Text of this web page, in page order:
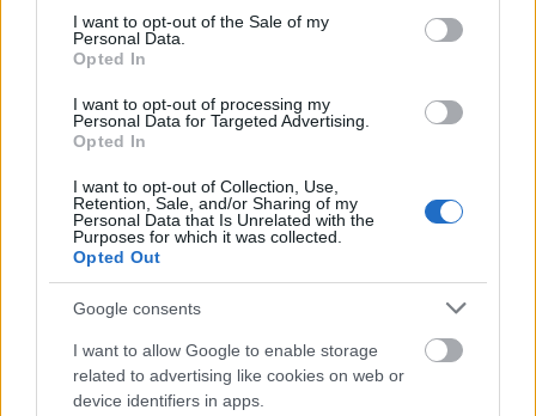
consent section.
I want to opt-out of the Sale of my
Personal Data.
Opted In
I want to opt-out of processing my
Personal Data for Targeted Advertising.
Opted In
I want to opt-out of Collection, Use,
Retention, Sale, and/or Sharing of my
Personal Data that Is Unrelated with the
Purposes for which it was collected.
Opted Out
Google consents
I want to allow Google to enable storage
related to advertising like cookies on web or
device identifiers in apps.
Guardian: Η Ελλάδα ετοιμάζει νέους
τουριστικούς κανόνες μετά τον κορονοϊό!